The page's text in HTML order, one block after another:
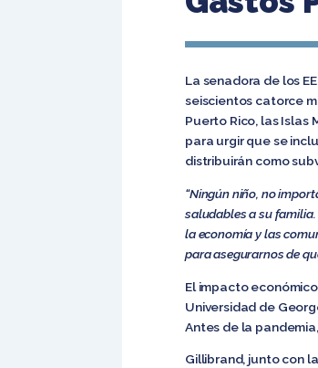
La senadora de los
seiscientos catorce
Puerto Rico, las Islas
para urgir que se
distribuirán como
“Ningún niño, no
saludables a su
la economía y las
para asegurarnos de
El impacto
Universidad de
Antes de la
Gillibrand, junto con